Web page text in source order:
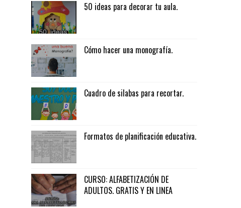
50 ideas para decorar tu aula.
Cómo hacer una monografía.
Cuadro de silabas para recortar.
Formatos de planificación educativa.
CURSO: ALFABETIZACIÓN DE
ADULTOS. GRATIS Y EN LINEA